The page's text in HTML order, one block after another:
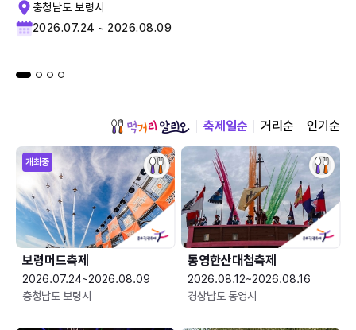
충청남도 보령시
2026.07.24 ~ 2026.08.09
축제일순 거리순 인기순
개최중
보령머드축제
2026.07.24~2026.08.09
충청남도 보령시
통영한산대첩축제
2026.08.12~2026.08.16
경상남도 통영시